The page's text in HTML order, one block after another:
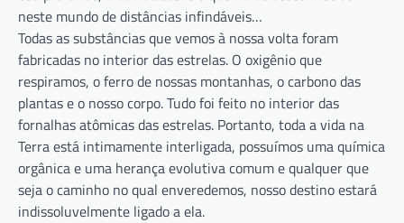
neste mundo de distâncias infindáveis…
Todas as substâncias que vemos à nossa volta foram
fabricadas no interior das estrelas. O oxigênio que
respiramos, o ferro de nossas montanhas, o carbono das
plantas e o nosso corpo. Tudo foi feito no interior das
fornalhas atômicas das estrelas. Portanto, toda a vida na
Terra está intimamente interligada, possuímos uma química
orgânica e uma herança evolutiva comum e qualquer que
seja o caminho no qual enveredemos, nosso destino estará
indissoluvelmente ligado a ela.